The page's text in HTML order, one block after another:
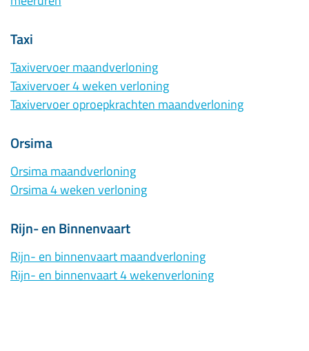
Taxi
Taxivervoer maandverloning
Taxivervoer 4 weken verloning
Taxivervoer oproepkrachten maandverloning
Orsima
Orsima maandverloning
Orsima 4 weken verloning
Rijn- en Binnenvaart
Rijn- en binnenvaart maandverloning
Rijn- en binnenvaart 4 wekenverloning